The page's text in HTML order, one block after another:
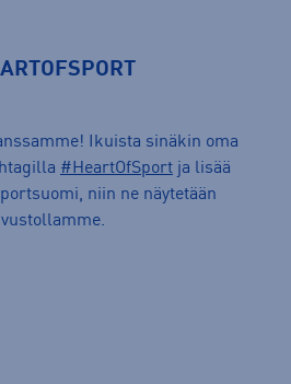
Ikuista sinäkin oma
#HeartOfSport ja lisää
niin ne näytetään